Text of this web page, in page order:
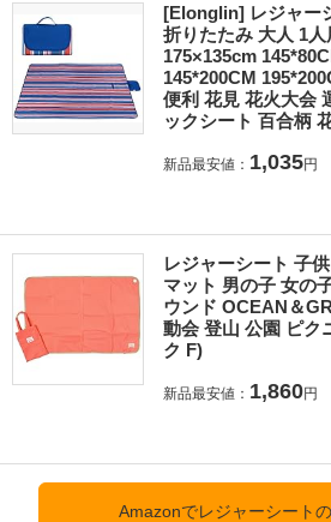
[Elonglin] レジャー
折りたたみ 大人 1
175×135cm
145*200CM
便利 花見 花火大会
ックシート 百合柄
新品最安値： 1,035円
レジャーシート 子
マット 男の子 女の
ウンド OCEAN＆
動会 登山 公園 ピク
ク F)
新品最安値： 1,860円
Amazonでレジャーシート